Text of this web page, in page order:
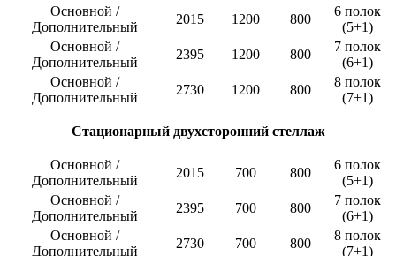
Основной /
Дополнительный
2015 1200 800
6 полок
(5+1)
Основной /
Дополнительный
2395 1200 800
7 полок
(6+1)
Основной /
Дополнительный
2730 1200 800
8 полок
(7+1)
Стационарный двухсторонний стеллаж
Основной /
Дополнительный
2015 700 800
6 полок
(5+1)
Основной /
Дополнительный
2395 700 800
7 полок
(6+1)
Основной /
Дополнительный
2730 700 800
8 полок
(7+1)